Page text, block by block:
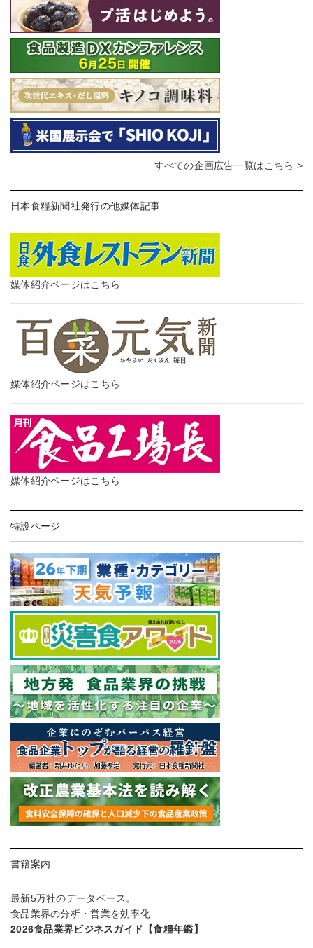
すべての企画広告一覧はこちら >
日本食糧新聞社発行の他媒体記事
媒体紹介ページはこちら
媒体紹介ページはこちら
媒体紹介ページはこちら
特設ページ
書籍案内
最新5万社のデータベース。
食品業界の分析・営業を効率化
2026食品業界ビジネスガイド【食糧年鑑】